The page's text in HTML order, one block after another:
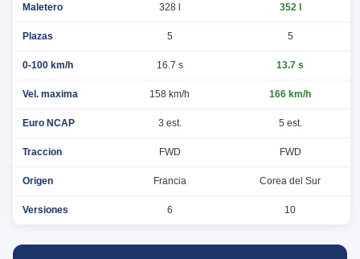
Maletero 328 l 352 l
Plazas 5 5
0-100 km/h 16.7 s 13.7 s
Vel. maxima 158 km/h 166 km/h
Euro NCAP 3 est. 5 est.
Traccion FWD FWD
Origen Francia Corea del Sur
Versiones 6 10